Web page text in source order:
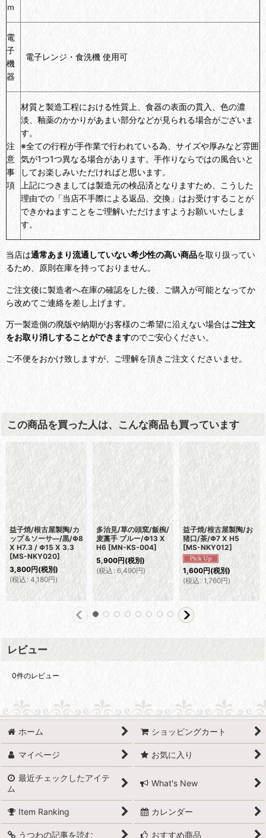
ｍ
電
子
機
器
電子レンジ・食洗機 使用可
注
意
事
項
材質と製造工程における性質上、食器の表面の貫入、色の濃
淡、釉薬のかかりがあまい部分などが見られる場合がございま
す。
※全ての行程が手作業で行われている為、サイズや厚みなど雰囲
気が1つ1つ異なる場合があります。手作りならではの風合いと
してお楽しみいただければと思います。
上記につきましては製造元の検品済となりますため、こうした
理由での「当店不手際による返品、交換」はお受けすることが
できかねますことをご理解いただけますようお願いいたしま
す。
当店は通常あまり流通していない希少性の高い商品を取り扱ってい
るため、原則在庫を持っておりません。
ご注文後に製造者へ在庫の確認をした後、ご購入が可能となってか
ら改めてご連絡を差し上げます。
万一製造側の廃版や納期がお客様のご希望に沿えない場合はご注文
をお取り消しすることができますのでご安心ください。
ご不便をおかけ致しますが、ご理解を頂きご注文くださいませ。
この商品を買った人は、こんな商品も買っています
益子焼/根古屋製陶/カ
ップ＆ソーサ―/黒/Φ8
X H7.3 / Φ15 X 3.3
[MS-NKY020]
3,800円(税別)
(税込 : 4,180円)
多治見/草の頭窯/飯椀/
麦藁手 ブルー/Φ13 X
H6 [MN-KS-004]
5,900円(税別)
(税込 : 6,490円)
益子焼/根古屋製陶/お
猪口/茶/Φ7 X H5
[MS-NKY012]
1,600円(税別)
(税込 : 1,760円)
レビュー
0件のレビュー
ホーム ショッピングカート
マイページ お気に入り
最近チェックしたアイテ
ム
What's New
Item Ranking カレンダー
うつわの記事を読む おすすめ商品